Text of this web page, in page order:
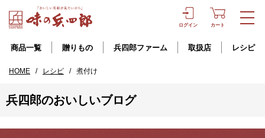
ログイン カート
商品一覧 贈りもの 兵四郎ファーム 取扱店 レシピ
HOME / レシピ / 煮付け
兵四郎のおいしいブログ